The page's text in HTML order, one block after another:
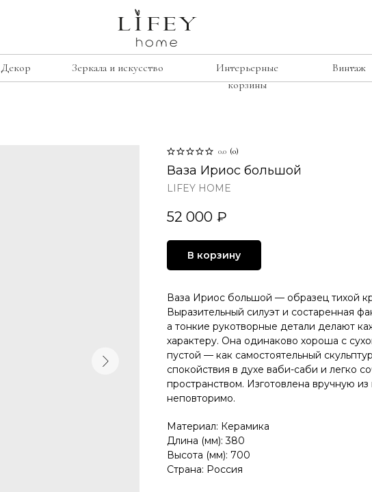
вся мебель
Декор
весь декор
Зеркала и искусство
все зеркала и искусство
Интерьерные
корзины
Винтаж
0.0 (0)
Ваза Ириос большой
LIFEY HOME
52 000 ₽
В корзину
Ваза Ириос большой — образец тихой
Выразительный силуэт и состаренная
а тонкие рукотворные детали делают
характеру. Она одинаково хороша с
пустой — как самостоятельный
спокойствия в духе ваби-саби и легко
пространством. Изготовлена вручную
неповторимо.
Материал: Керамика
Длина (мм): 380
Высота (мм): 700
Страна: Россия